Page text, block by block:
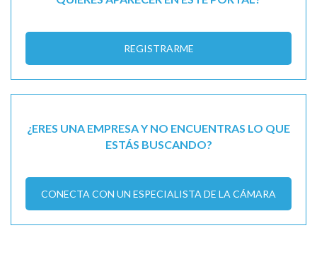
REGISTRARME
¿ERES UNA EMPRESA Y NO ENCUENTRAS LO QUE
ESTÁS BUSCANDO?
CONECTA CON UN ESPECIALISTA DE LA CÁMARA